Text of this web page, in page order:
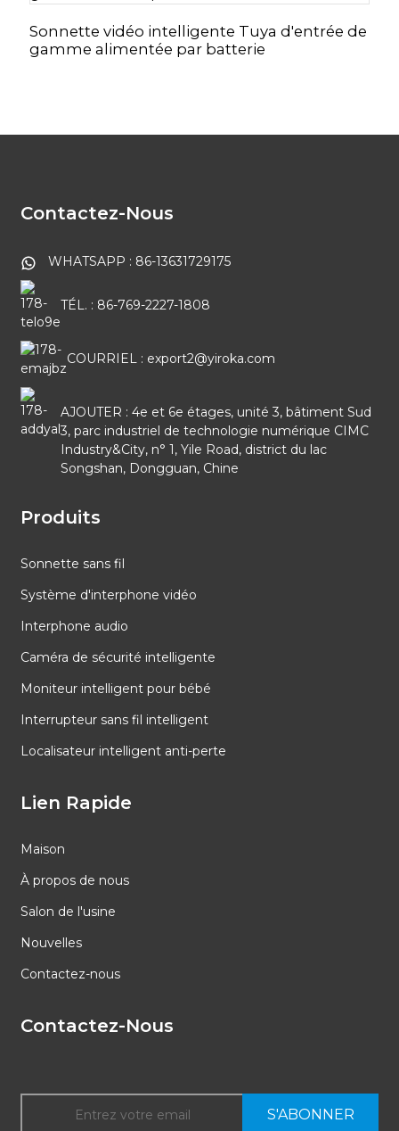
Sonnette vidéo intelligente Tuya d'entrée de
gamme alimentée par batterie
Contactez-Nous
WHATSAPP : 86-13631729175
TÉL. : 86-769-2227-1808
COURRIEL : export2@yiroka.com
AJOUTER : 4e et 6e étages, unité 3, bâtiment Sud
3, parc industriel de technologie numérique CIMC
Industry&City, n° 1, Yile Road, district du lac
Songshan, Dongguan, Chine
Produits
Sonnette sans fil
Système d'interphone vidéo
Interphone audio
Caméra de sécurité intelligente
Moniteur intelligent pour bébé
Interrupteur sans fil intelligent
Localisateur intelligent anti-perte
Lien Rapide
Maison
À propos de nous
Salon de l'usine
Nouvelles
Contactez-nous
Contactez-Nous
S'ABONNER